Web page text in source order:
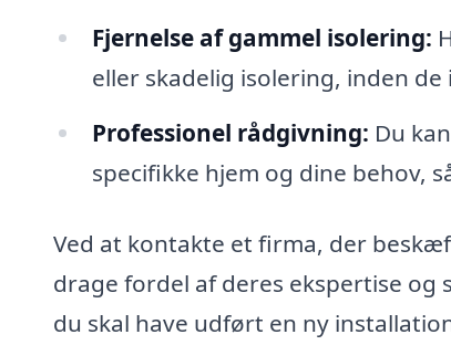
Fjernelse af gammel isolering:
eller skadelig isolering, inden
Professionel rådgivning: Du
specifikke hjem og dine behov,
Ved at kontakte et firma, der
drage fordel af deres ekspertise
du skal have udført en ny